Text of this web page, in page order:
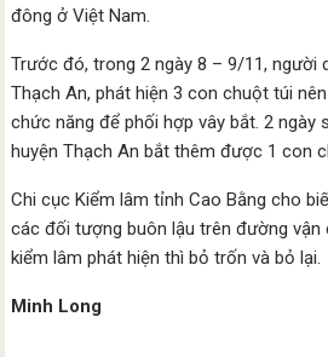
đông ở Việt Nam.
Trước đó, trong 2 ngày 8 – 9/11, người
Thạch An, phát hiện 3 con chuột túi
chức năng để phối hợp vây bắt. 2 ngày
huyện Thạch An bắt thêm được 1 con
Chi cục Kiểm lâm tỉnh Cao Bằng cho
các đối tượng buôn lậu trên đường vận
kiểm lâm phát hiện thì bỏ trốn và bỏ lại.
Minh Long